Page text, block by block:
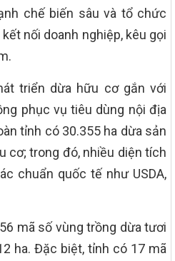
chế biến sâu và tổ chức
nối doanh nghiệp, kêu gọi
triển dừa hữu cơ gắn với
phục vụ tiêu dùng nội địa
tỉnh có 30.355 ha dừa sản
cơ; trong đó, nhiều diện tích
chuẩn quốc tế như USDA,
mã số vùng trồng dừa tươi
ha. Đặc biệt, tỉnh có 17 mã